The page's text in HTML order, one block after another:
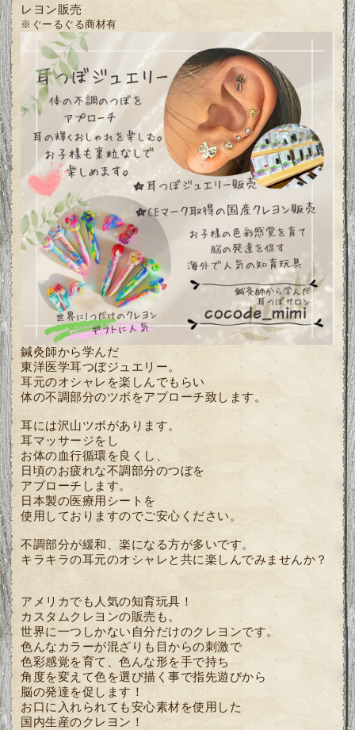
レヨン販売
※ぐーるぐる商材有
鍼灸師から学んだ
東洋医学耳つぼジュエリー。
耳元のオシャレを楽しんでもらい
体の不調部分のツボをアプローチ致します。
耳には沢山ツボがあります。
耳マッサージをし
お体の血行循環を良くし、
日頃のお疲れな不調部分のつぼを
アプローチします。
日本製の医療用シートを
使用しておりますのでご安心ください。
不調部分が緩和、楽になる方が多いです。
キラキラの耳元のオシャレと共に楽しんでみませんか？
アメリカでも人気の知育玩具！
カスタムクレヨンの販売も。
世界に一つしかない自分だけのクレヨンです。
色んなカラーが混ざりも目からの刺激で
色彩感覚を育て、色んな形を手で持ち
角度を変えて色を選び描く事で指先遊びから
脳の発達を促します！
お口に入れられても安心素材を使用した
国内生産のクレヨン！